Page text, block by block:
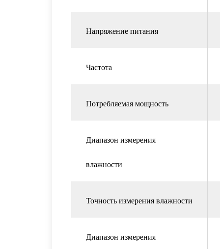
Напряжение питания
Частота
Потребляемая мощность
Диапазон измерения
влажности
Точность измерения влажности
Диапазон измерения